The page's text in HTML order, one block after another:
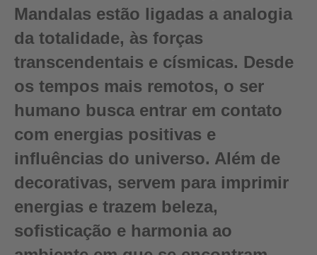
Mandalas estão ligadas a analogia
da totalidade, às forças
transcendentais e císmicas. Desde
os tempos mais remotos, o ser
humano busca entrar em contato
com energias positivas e
influências do universo. Além de
decorativas, servem para imprimir
energias e trazem beleza,
sofisticação e harmonia ao